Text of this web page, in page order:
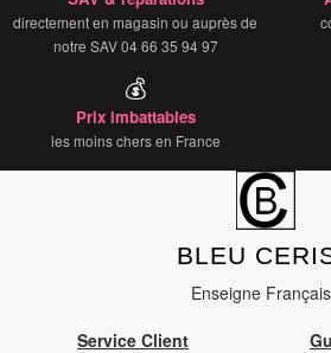
directement en magasin ou auprès de
notre SAV 04 66 35 94 97
💰
Prix imbattables
les moins chers en France
BLEU
Enseigne
Service Client